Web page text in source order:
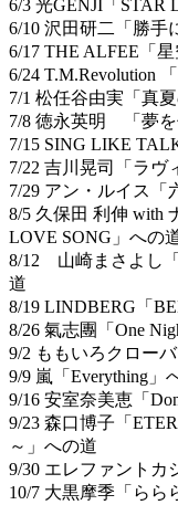
6/3 光GENJI「STAR
6/10 沢田研二「勝手
6/17 THE ALFEE「
6/24 T.M.Revolution
7/1 松任谷由実「真
7/8 徳永英明 「夢
7/15 SING LIKE
7/22 吉川晃司「ラヴ
7/29 アン・ルイス「
8/5 久保田 利伸 with
LOVE SONG」への
8/12 山崎まさよし「
道
8/19 LINDBERG「
8/26 氣志團「One
9/2 ももいろクロー
9/9 嵐「Everything」
9/16 安室奈美恵「
9/23 森口博子「
～」への道
9/30 エレファントカ
10/7 大黒摩季「らら